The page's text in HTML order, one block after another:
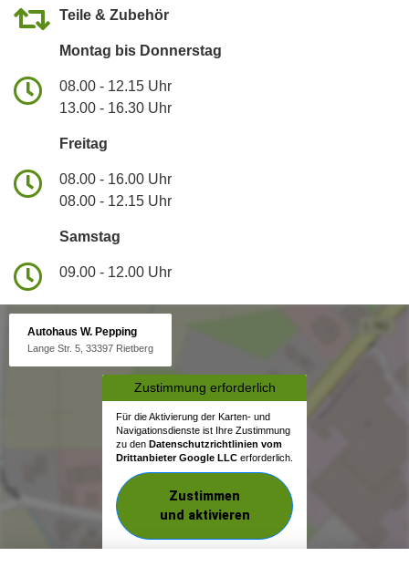
Teile & Zubehör
Montag bis Donnerstag
08.00 - 12.15 Uhr
13.00 - 16.30 Uhr
Freitag
08.00 - 16.00 Uhr
08.00 - 12.15 Uhr
Samstag
09.00 - 12.00 Uhr
Autohaus W. Pepping
Lange Str. 5, 33397 Rietberg
Zustimmung erforderlich
Für die Aktivierung der Karten- und
Navigationsdienste ist Ihre Zustimmung
zu den Datenschutzrichtlinien vom
Drittanbieter Google LLC erforderlich.
Zustimmen
und aktivieren